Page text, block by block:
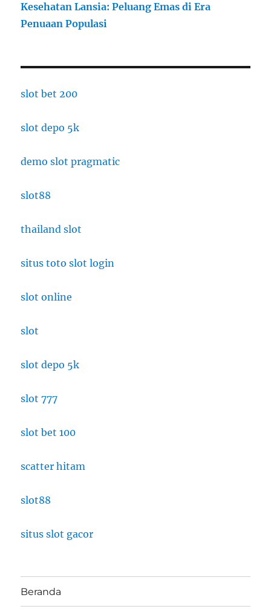
Kesehatan Lansia: Peluang Emas di Era
Penuaan Populasi
slot bet 200
slot depo 5k
demo slot pragmatic
slot88
thailand slot
situs toto slot login
slot online
slot
slot depo 5k
slot 777
slot bet 100
scatter hitam
slot88
situs slot gacor
Beranda